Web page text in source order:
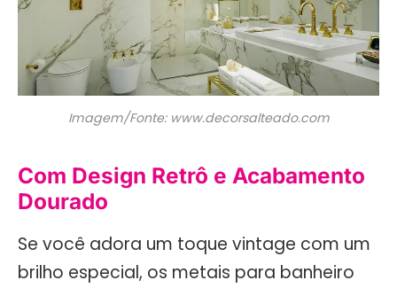
Imagem/Fonte: www.decorsalteado.com
Com Design Retrô e Acabamento
Dourado
Se você adora um toque vintage com um
brilho especial, os metais para banheiro